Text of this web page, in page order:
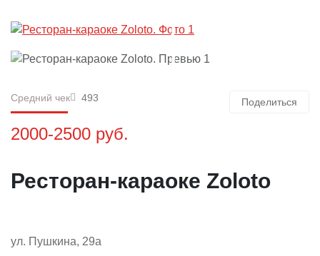
Средний чек 493
2000-2500 руб.
Поделиться
Ресторан-караоке Zoloto
ул. Пушкина, 29а